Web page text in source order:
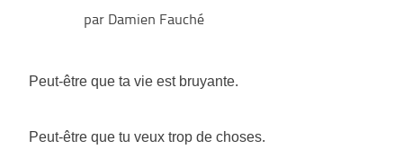
par Damien Fauché
Peut-être que ta vie est bruyante.
Peut-être que tu veux trop de choses.